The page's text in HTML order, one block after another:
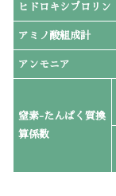
ヒドロキシプロリン
アミノ酸組成計
アンモニア
窒素-たんぱく質換
算係数